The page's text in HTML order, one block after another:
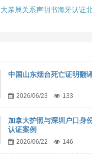
亲属关系声明书海牙认证
中国山东烟台死亡证明翻
2026/06/23 133
加拿大护照与深圳户口身
认证案例
2026/06/22 146